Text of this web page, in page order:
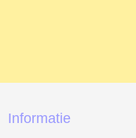
Informatie